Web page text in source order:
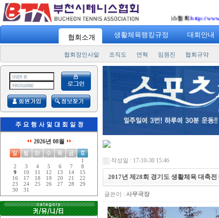
협회소개 생활체육랭킹규정 대회안내
협회장인사말 조직도 연혁 임원진 협회규약
2026년 08월
1
2
3 4 5 6 7
8
9
10 11 12 13 14
15
16
17 18 19 20 21
22
23
24 25 26 27 28
29
30
31
작성일 : 17-10-30 15:46
2017년 제28회 경기도 생활체육 대축
글쓴이 : 사무국장